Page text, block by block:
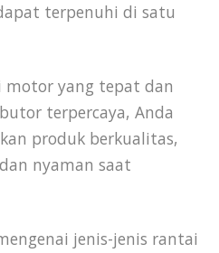
terpenuhi di satu
yang tepat dan
terpercaya, Anda
produk berkualitas,
nyaman saat
jenis-jenis rantai